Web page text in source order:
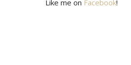
Like me on Facebook!